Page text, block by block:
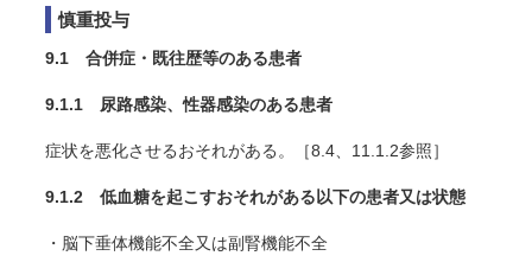
慎重投与
9.1 合併症・既往歴等のある患者
9.1.1 尿路感染、性器感染のある患者
症状を悪化させるおそれがある。［8.4、11.1.2参照］
9.1.2 低血糖を起こすおそれがある以下の患者又は状態
・脳下垂体機能不全又は副腎機能不全